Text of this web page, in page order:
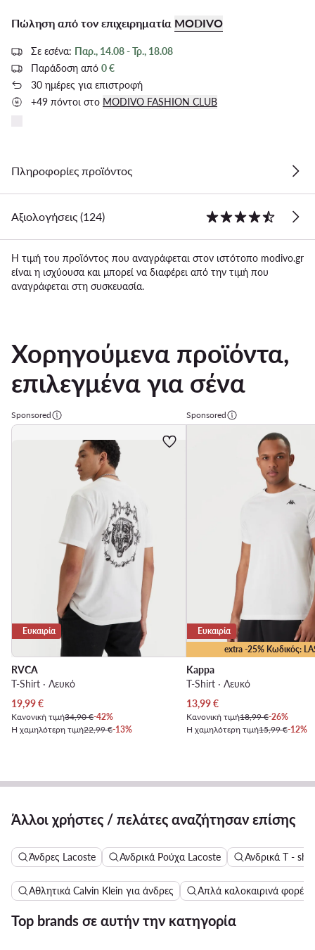
Πώληση από τον επιχειρηματία MODIVO
Σε εσένα: Παρ., 14.08 - Τρ., 18.08
Παράδοση από 0 €
30 ημέρες για επιστροφή
+49 πόντοι στο MODIVO FASHION CLUB
Πληροφορίες προϊόντος
Αξιολογήσεις (124)
Η τιμή του προϊόντος που αναγράφεται στον ιστότοπο modivo.gr
είναι η ισχύουσα και μπορεί να διαφέρει από την τιμή που
αναγράφεται στη συσκευασία.
Χορηγούμενα προϊόντα,
επιλεγμένα για σένα
Sponsored
Ευκαιρία
RVCA
T-Shirt · Λευκό
Τρέχουσα τιμή
19,99€
Κανονική τιμή34,90 €-42%
Η χαμηλότερη τιμή22,99 €-13%
Sponsored
extra -25% Κωδικός:
Ευκαιρία
Kappa
T-Shirt · Λευκό
Τρέχουσα τιμή
13,99€
Κανονική τιμή18,99 €-26%
Η χαμηλότερη τιμή15,99 €-12%
Άλλοι χρήστες / πελάτες αναζήτησαν επίσης
Άνδρες Lacoste Ανδρικά Ρούχα Lacoste Ανδρικά T -
Αθλητικά Calvin Klein για άνδρες Απλά καλοκαιρινά
Top brands σε αυτήν την κατηγορία